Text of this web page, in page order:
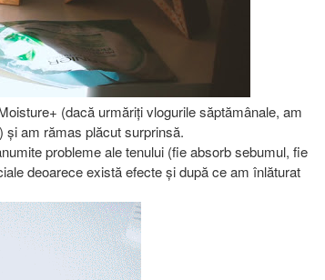
(dacă urmăriți vlogurile săptămânale, am
am rămas plăcut surprinsă.
probleme ale tenului (fie absorb sebumul, fie
deoarece există efecte și după ce am înlăturat